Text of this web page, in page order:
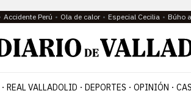
Accidente Perú Ola de calor Especial Cecilia Búho
REAL VALLADOLID DEPORTES OPINIÓN